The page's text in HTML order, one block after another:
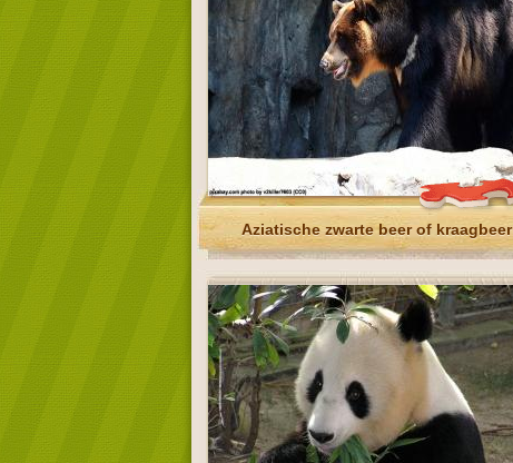
Aziatische zwarte beer of kraagbeer